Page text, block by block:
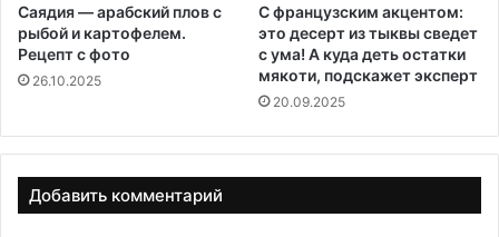
Саядия — арабский плов с
рыбой и картофелем.
Рецепт с фото
26.10.2025
С французским акцентом:
это десерт из тыквы сведет
с ума! А куда деть остатки
мякоти, подскажет эксперт
20.09.2025
Добавить комментарий